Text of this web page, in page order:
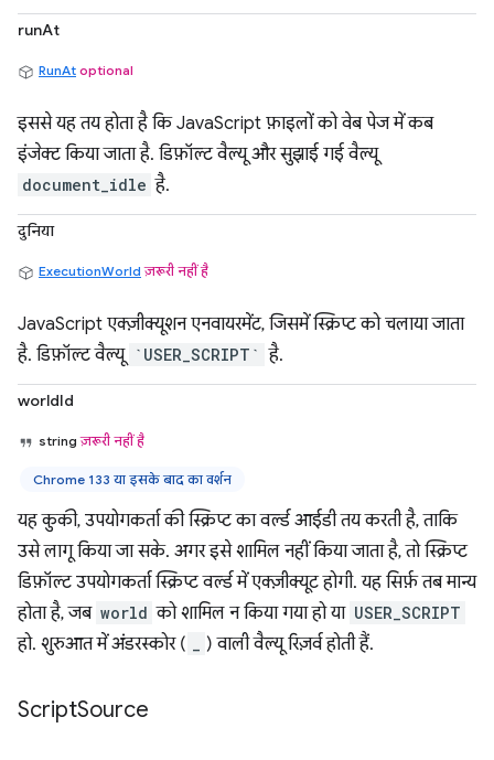
runAt
RunAt optional
इससे यह तय होता है कि JavaScript फ़ाइलों को वेब पेज में कब
इंजेक्ट किया जाता है. डिफ़ॉल्ट वैल्यू और सुझाई गई वैल्यू
document_idle है.
दुनिया
ExecutionWorld ज़रूरी नहीं है
JavaScript एक्ज़ीक्यूशन एनवायरमेंट, जिसमें स्क्रिप्ट को चलाया जाता
है. डिफ़ॉल्ट वैल्यू `USER_SCRIPT` है.
worldId
stringज़रूरी नहीं है
Chrome 133 या इसके बाद का वर्शन
यह कुकी, उपयोगकर्ता की स्क्रिप्ट का वर्ल्ड आईडी तय करती है, ताकि
उसे लागू किया जा सके. अगर इसे शामिल नहीं किया जाता है, तो स्क्रिप्ट
डिफ़ॉल्ट उपयोगकर्ता स्क्रिप्ट वर्ल्ड में एक्ज़ीक्यूट होगी. यह सिर्फ़ तब मान्य
होता है, जब world को शामिल न किया गया हो या USER_SCRIPT
हो. शुरुआत में अंडरस्कोर ( ) वाली वैल्यू रिज़र्व होती हैं.
ScriptSource